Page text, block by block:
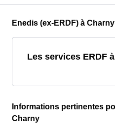
Enedis (ex-ERDF) à
Les services ERDF
Informations pertinentes
Charny